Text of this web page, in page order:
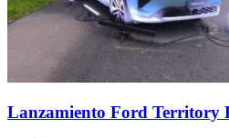
Lanzamiento Ford Territory